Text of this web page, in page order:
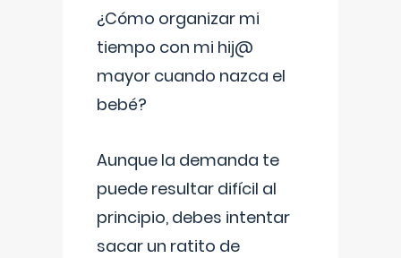
¿Cómo organizar mi
tiempo con mi hij@
mayor cuando nazca el
bebé?
Aunque la demanda te
puede resultar difícil al
principio, debes intentar
sacar un ratito de